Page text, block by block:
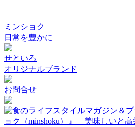
ミンショク
日常を豊かに
せといろ
オリジナルブランド
お問合せ